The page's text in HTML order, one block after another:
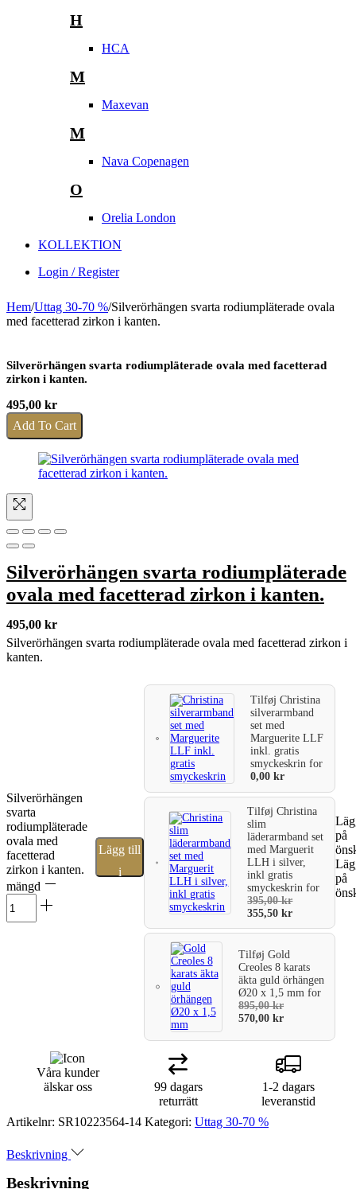
H
HCA
M
Maxevan
M
Nava Copenagen
O
Orelia London
KOLLEKTION
Login / Register
Hem/Uttag 30-70 %/Silverörhängen svarta rodiumpläterade ovala
med facetterad zirkon i kanten.
Silverörhängen svarta rodiumpläterade ovala med facetterad
zirkon i kanten.
495,00 kr
Add To Cart
Silverörhängen svarta rodiumpläterade
ovala med facetterad zirkon i kanten.
495,00 kr
Silverörhängen svarta rodiumpläterade ovala med facetterad zirkon i
kanten.
Silverörhängen
svarta
rodiumpläterade
ovala med
facetterad
zirkon i kanten.
mängd
Lägg till
i
TilføjChristina
silverarmband
set med
Marguerite LLF
inkl. gratis
smyckeskrinfor
0,00kr
TilføjChristina
slim
läderarmband set
med Marguerit
LLH i silver,
inkl gratis
smyckeskrinfor
395,00kr
355,50kr
TilføjGold
Creoles 8 karats
äkta guld örhängen
Ø20 x 1,5 mmfor
895,00kr
570,00kr
på
på
Våra kunder
älskar oss
99 dagars
returrätt
1-2 dagars
leveranstid
Artikelnr: SR10223564-14 Kategori: Uttag 30-70 %
Beskrivning
Beskrivning